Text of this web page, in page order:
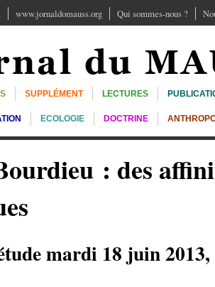
www.jornaldomauss.org Qui sommes-nous ?
SUPPLÉMENT LECTURES
ECOLOGIE DOCTRINE
: des
mardi 18 juin